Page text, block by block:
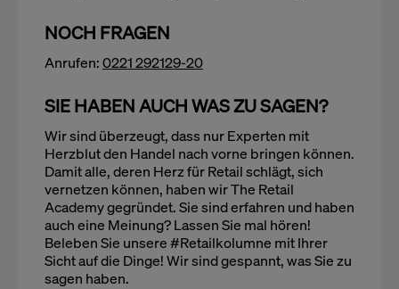
NOCH FRAGEN
Anrufen:0221 292129-20
SIE HABEN AUCH WAS ZU SAGEN?
Wir sind überzeugt, dass nur Experten mit
Herzblut den Handel nach vorne bringen können.
Damit alle, deren Herz für Retail schlägt, sich
vernetzen können, haben wir The Retail
Academy gegründet. Sie sind erfahren und haben
auch eine Meinung? Lassen Sie mal hören!
Beleben Sie unsere #Retailkolumne mit Ihrer
Sicht auf die Dinge! Wir sind gespannt, was Sie zu
sagen haben.